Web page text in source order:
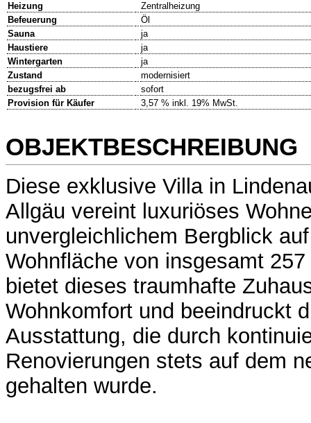
Heizung
Zentralheizung
Befeuerung
Öl
Sauna
ja
Haustiere
ja
Wintergarten
ja
Zustand
modernisiert
bezugsfrei ab
sofort
Provision für Käufer
3,57 % inkl. 19% MwSt.
OBJEKTBESCHREIBUNG
Diese exklusive Villa in
Allgäu vereint luxuriöses
unvergleichlichem Bergblick
Wohnfläche von insgesamt
bietet dieses traumhafte
Wohnkomfort und beeindruckt
Ausstattung, die durch
Renovierungen stets auf dem
gehalten wurde.